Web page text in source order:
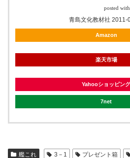
posted with
青島文化教材社 2011-
Amazon
楽天市場
Yahooショッピング
7net
艦これ 3－1 プレゼント箱